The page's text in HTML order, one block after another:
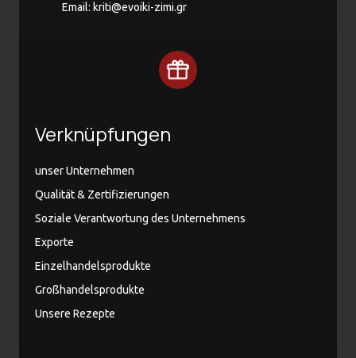
Email: kriti@evoiki-zimi.gr
Verknüpfungen
unser Unternehmen
Qualität & Zertifizierungen
Soziale Verantwortung des Unternehmens
Exporte
Einzelhandelsprodukte
Großhandelsprodukte
Unsere Rezepte